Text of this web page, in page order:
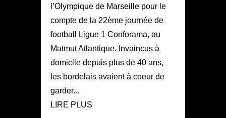
l’Olympique de Marseille pour le
compte de la 22ème journée de
football Ligue 1 Conforama, au
Matmut Atlantique. Invaincus à
domicile depuis plus de 40 ans,
les bordelais avaient à coeur de
garder...
LIRE PLUS